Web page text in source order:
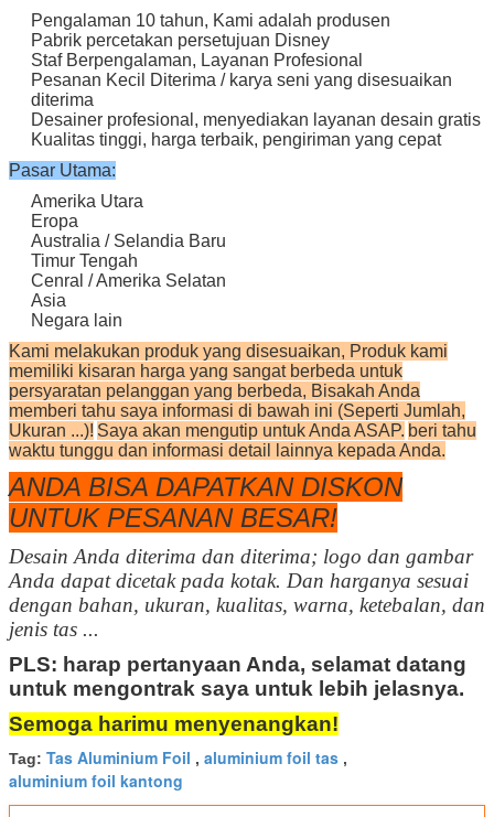
Pengalaman 10 tahun, Kami adalah produsen
Pabrik percetakan persetujuan Disney
Staf Berpengalaman, Layanan Profesional
Pesanan Kecil Diterima / karya seni yang disesuaikan
diterima
Desainer profesional, menyediakan layanan desain gratis
Kualitas tinggi, harga terbaik, pengiriman yang cepat
Pasar Utama:
Amerika Utara
Eropa
Australia / Selandia Baru
Timur Tengah
Cenral / Amerika Selatan
Asia
Negara lain
Kami melakukan produk yang disesuaikan, Produk kami
memiliki kisaran harga yang sangat berbeda untuk
persyaratan pelanggan yang berbeda, Bisakah Anda
memberi tahu saya informasi di bawah ini (Seperti Jumlah,
Ukuran ...)! Saya akan mengutip untuk Anda ASAP. beri tahu
waktu tunggu dan informasi detail lainnya kepada Anda.
ANDA BISA DAPATKAN DISKON
UNTUK PESANAN BESAR!
Desain Anda diterima dan diterima; logo dan gambar
Anda dapat dicetak pada kotak. Dan harganya sesuai
dengan bahan, ukuran, kualitas, warna, ketebalan, dan
jenis tas ...
PLS: harap pertanyaan Anda, selamat datang
untuk mengontrak saya untuk lebih jelasnya.
Semoga harimu menyenangkan!
Tag: Tas Aluminium Foil , aluminium foil tas ,
aluminium foil kantong